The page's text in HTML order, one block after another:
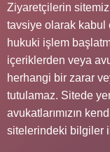
Ziyaretçilerin
tavsiye olarak kabul
hukuki işlem
içeriklerden veya
herhangi bir zarar
tutulamaz. Sitede
avukatlarımızın
sitelerindeki bilgiler